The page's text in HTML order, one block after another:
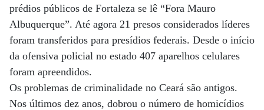
prédios públicos de Fortaleza se lê “Fora Mauro
Albuquerque”. Até agora 21 presos considerados líderes
foram transferidos para presídios federais. Desde o início
da ofensiva policial no estado 407 aparelhos celulares
foram apreendidos.
Os problemas de criminalidade no Ceará são antigos.
Nos últimos dez anos, dobrou o número de homicídios